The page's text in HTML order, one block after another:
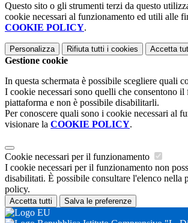
Questo sito o gli strumenti terzi da questo
cookie necessari al funzionamento ed utili alle
COOKIE POLICY.
Personalizza Rifiuta tutti i cookies Accetta
Gestione cookie
In questa schermata è possibile scegliere quali
I cookie necessari sono quelli che consentono il
piattaforma e non è possibile disabilitarli.
Per conoscere quali sono i cookie necessari al
visionare la COOKIE POLICY.
Cookie necessari per il funzionamento
I cookie necessari per il funzionamento non
disabilitati. È possibile consultare l'elenco nella
policy.
Accetta tutti Salva le preferenze